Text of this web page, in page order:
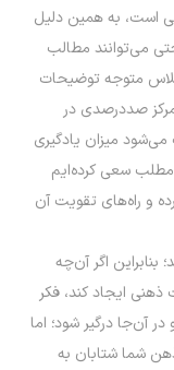
است، به همین دلیل
می‌توانند مطالب
کلاس متوجه توضیحات
صددرصدی در
میزان یادگیری
سعی کرده‌ایم
و راه‌های تقویت آن
اگر آن‌چه
ایجاد کند، فکر
آن‌جا درگیر شود؛ اما
شما شتابان به